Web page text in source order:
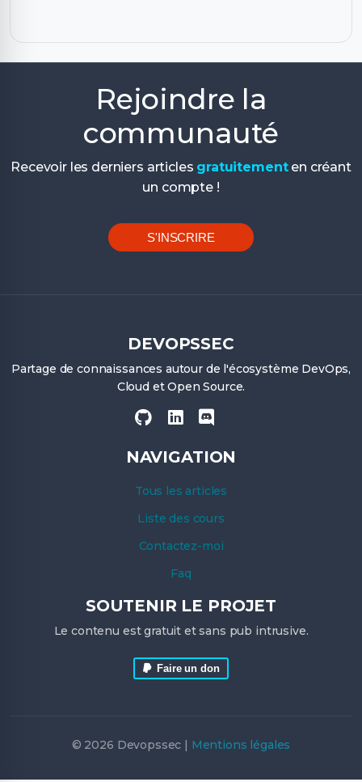
Rejoindre la
communauté
Recevoir les derniers articles gratuitementen créant
un compte !
S'INSCRIRE
DEVOPSSEC
Partage de connaissances autour de l'écosystème DevOps,
Cloud et Open Source.
NAVIGATION
Tous les articles
Liste des cours
Contactez-moi
Faq
SOUTENIR LE PROJET
Le contenu est gratuit et sans pub intrusive.
Faire un don
© 2026 Devopssec | Mentions légales